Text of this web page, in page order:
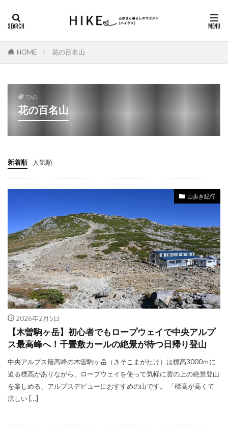
HOME 花の百名山
TAG
花の百名山
新着順 人気順
山歩き紀行
2026年2月5日
【木曽駒ヶ岳】初心者でもロープウェイで中央アルプ
ス最高峰へ！千畳敷カールの絶景が待つ日帰り登山
中央アルプス最高峰の木曽駒ヶ岳（きそこまがたけ）は標高3000ｍに
迫る標高がありながら、ロープウェイを使って気軽に雲の上の絶景登山
を楽しめる、アルプスデビューにおすすめの山です。 「標高が高くて
涼しい […]
カテゴリー
DAYキャンプ ガスバーナー
シダンゴ山
にっぽん里山紀行
ハイキング
ヤマノススメ巡礼
ロックガーデン
三重県の山歩き
丹沢山地
信州百名山
南アルプス
島根県の山歩き
御前山
御岳山
新・花の百名山
新日本百名山
日本の山
日本三大岩場
日本二百名山
日本夜景100選
日本百名山
朝熊山
東京の山歩き
東京都の山歩き
栃木県の山歩き
棒ノ折山
檜洞丸
瑞牆山 登山アプリ
登山ブランド
登山マナー
登山映画
神奈川県の山歩き
美の山
群馬県の山歩き
花の百名山
行動食
表銀座
袈裟丸山 赤岳
里山活動
長野県の山歩き
関東の山歩き
隠岐諸島
飛騨山脈
検索